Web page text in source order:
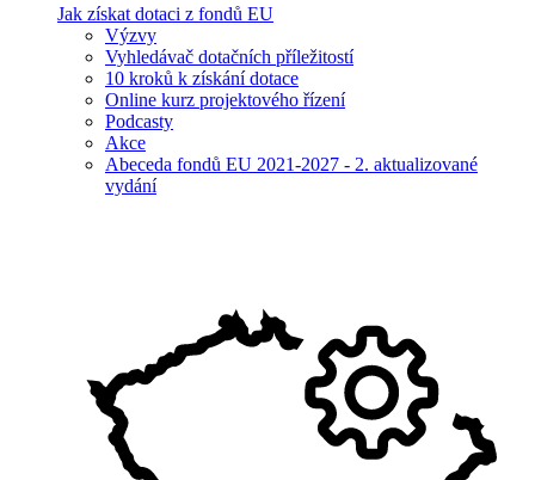
Jak získat dotaci z fondů EU
Výzvy
Vyhledávač dotačních příležitostí
10 kroků k získání dotace
Online kurz projektového řízení
Podcasty
Akce
Abeceda fondů EU 2021-2027 - 2. aktualizované
vydání